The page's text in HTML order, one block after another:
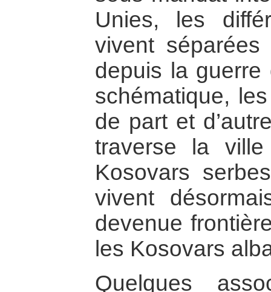
Unies, les
vivent
depuis la
schématique,
de part et
traverse la
Kosovars
vivent
devenue
les Kosovars
Quelques